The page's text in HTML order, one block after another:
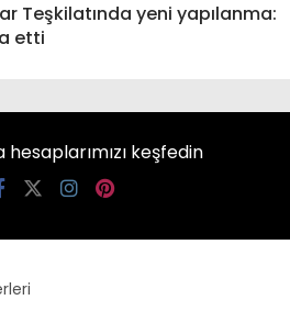
Teşkilatında yeni yapılanma:
etti
keşfedin